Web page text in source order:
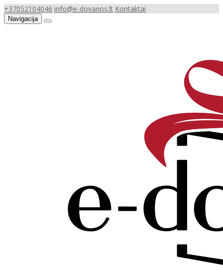
+37052104046 info@e-dovanos.lt Kontaktai
Navigacija